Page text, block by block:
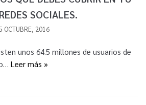
SOCIALES.
OCTUBRE, 2016
unos 64.5 millones de usuarios de
Leer más »